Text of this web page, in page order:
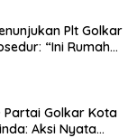
Plt Golkar
“Ini Rumah
Partai Golkar Kota
Aksi Nyata